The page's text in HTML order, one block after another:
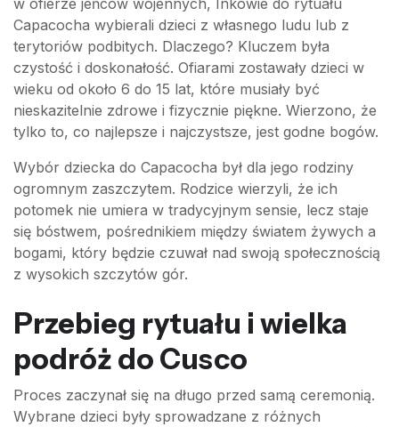
w ofierze jeńców wojennych, Inkowie do rytuału
Capacocha wybierali dzieci z własnego ludu lub z
terytoriów podbitych. Dlaczego? Kluczem była
czystość i doskonałość. Ofiarami zostawały dzieci w
wieku od około 6 do 15 lat, które musiały być
nieskazitelnie zdrowe i fizycznie piękne. Wierzono, że
tylko to, co najlepsze i najczystsze, jest godne bogów.
Wybór dziecka do Capacocha był dla jego rodziny
ogromnym zaszczytem. Rodzice wierzyli, że ich
potomek nie umiera w tradycyjnym sensie, lecz staje
się bóstwem, pośrednikiem między światem żywych a
bogami, który będzie czuwał nad swoją społecznością
z wysokich szczytów gór.
Przebieg rytuału i wielka
podróż do Cusco
Proces zaczynał się na długo przed samą ceremonią.
Wybrane dzieci były sprowadzane z różnych